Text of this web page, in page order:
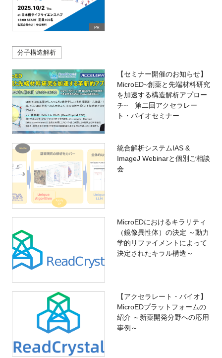
PR
分子構造解析
【セミナー開催のお知らせ】
MicroED~創薬と先端材料研究
を加速する構造解析アプロー
チ~ 第二回アクセラレー
ト・バイオセミナー
統合解析システムIAS &
ImageJ Webinarと個別ご相談
会
MicroEDにおけるキラリティ
（鏡像異性体）の決定 ～動力
学的リファイメントによって
決定されたキラル構造～
【アクセラレート・バイオ】
MicroEDプラットフォームの
紹介 ～新薬開発分野への応用
事例～